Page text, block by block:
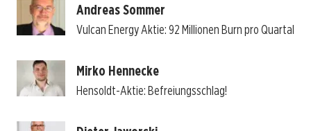
Andreas Sommer
Vulcan Energy Aktie: 92 Millionen Burn pro Quartal
Mirko Hennecke
Hensoldt-Aktie: Befreiungsschlag!